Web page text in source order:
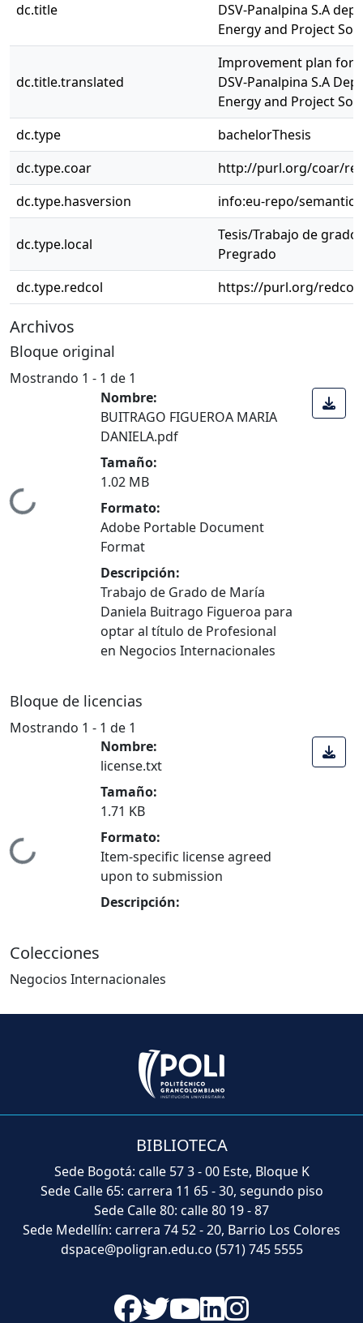
dc.title
DSV-Panalpina S.A
Energy and Project
dc.title.translated
Improvement plan for
DSV-Panalpina S.A
Energy and Project
dc.type
bachelorThesis
dc.type.coar
http://purl.org/coar/
dc.type.hasversion
info:eu-repo/
dc.type.local
Tesis/Trabajo de
Pregrado
dc.type.redcol
https://purl.org/redcol/
Archivos
Bloque original
Mostrando 1 - 1 de 1
Nombre:
BUITRAGO FIGUEROA MARIA
DANIELA.pdf
Tamaño:
1.02 MB
Formato:
Adobe Portable Document
Format
Descripción:
Trabajo de Grado de María
Daniela Buitrago Figueroa para
optar al título de Profesional
en Negocios Internacionales
Bloque de licencias
Mostrando 1 - 1 de 1
Nombre:
license.txt
Tamaño:
1.71 KB
Formato:
Item-specific license agreed
upon to submission
Descripción:
Colecciones
Negocios Internacionales
BIBLIOTECA
Sede Bogotá: calle 57 3 - 00 Este, Bloque K
Sede Calle 65: carrera 11 65 - 30, segundo piso
Sede Calle 80: calle 80 19 - 87
Sede Medellín: carrera 74 52 - 20, Barrio Los Colores
dspace@poligran.edu.co (571) 745 5555